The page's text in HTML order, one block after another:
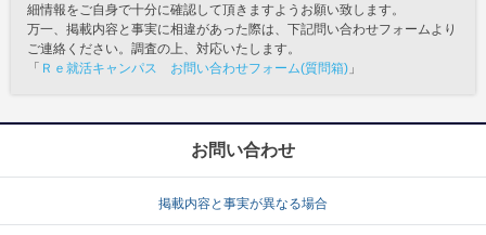
細情報をご自身で十分に確認して頂きますようお願い致します。
万一、掲載内容と事実に相違があった際は、下記問い合わせフォームより
ご連絡ください。調査の上、対応いたします。
「 Ｒｅ就活キャンパス お問い合わせフォーム(質問箱) 」
お問い合わせ
掲載内容と事実が異なる場合